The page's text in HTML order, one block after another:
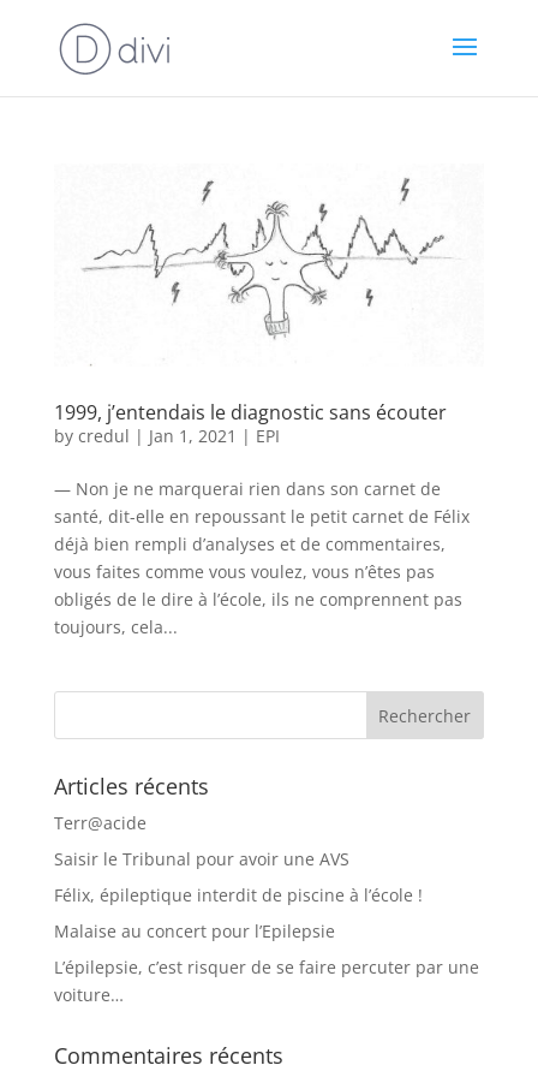
1999, j’entendais le diagnostic sans écouter
by credul | Jan 1, 2021 | EPI
— Non je ne marquerai rien dans son carnet de
santé, dit-elle en repoussant le petit carnet de Félix
déjà bien rempli d’analyses et de commentaires,
vous faites comme vous voulez, vous n’êtes pas
obligés de le dire à l’école, ils ne comprennent pas
toujours, cela...
Articles récents
Terr@acide
Saisir le Tribunal pour avoir une AVS
Félix, épileptique interdit de piscine à l’école !
Malaise au concert pour l’Epilepsie
L’épilepsie, c’est risquer de se faire percuter par une
voiture…
Commentaires récents